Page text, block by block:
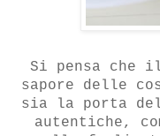
Si pensa che
sapore delle
sia la porta
autentiche,